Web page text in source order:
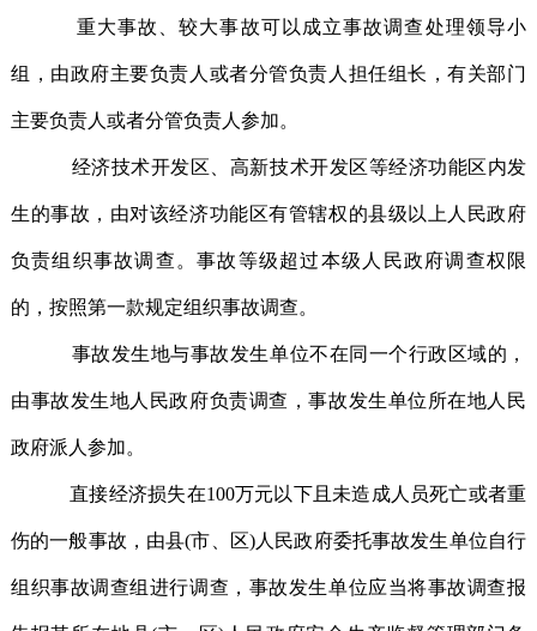
重大事故、较大事故可以成立事故调查处理领导小
组，由政府主要负责人或者分管负责人担任组长，有关部门
主要负责人或者分管负责人参加。
经济技术开发区、高新技术开发区等经济功能区内发
生的事故，由对该经济功能区有管辖权的县级以上人民政府
负责组织事故调查。事故等级超过本级人民政府调查权限
的，按照第一款规定组织事故调查。
事故发生地与事故发生单位不在同一个行政区域的，
由事故发生地人民政府负责调查，事故发生单位所在地人民
政府派人参加。
直接经济损失在100万元以下且未造成人员死亡或者重
伤的一般事故，由县(市、区)人民政府委托事故发生单位自行
组织事故调查组进行调查，事故发生单位应当将事故调查报